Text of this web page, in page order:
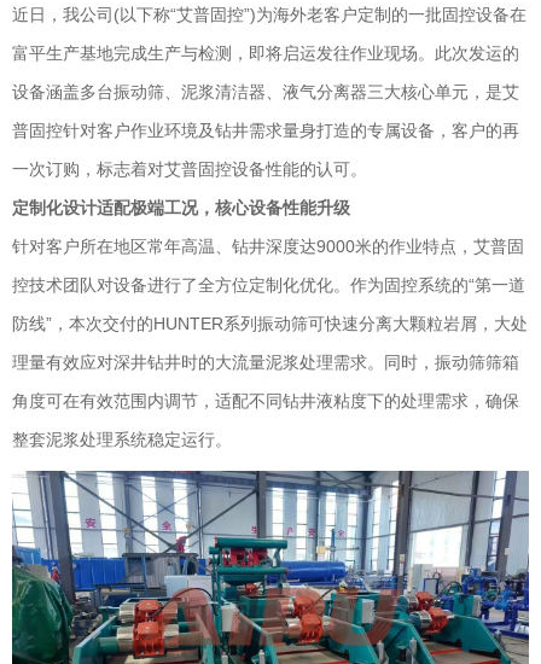
近日，我公司(以下称“艾普固控”)为海外老客户定制的一批固控设备在
富平生产基地完成生产与检测，即将启运发往作业现场。此次发运的
设备涵盖多台振动筛、泥浆清洁器、液气分离器三大核心单元，是艾
普固控针对客户作业环境及钻井需求量身打造的专属设备，客户的再
一次订购，标志着对艾普固控设备性能的认可。
定制化设计适配极端工况，核心设备性能升级
针对客户所在地区常年高温、钻井深度达9000米的作业特点，艾普固
控技术团队对设备进行了全方位定制化优化。作为固控系统的“第一道
防线”，本次交付的HUNTER系列振动筛可快速分离大颗粒岩屑，大处
理量有效应对深井钻井时的大流量泥浆处理需求。同时，振动筛筛箱
角度可在有效范围内调节，适配不同钻井液粘度下的处理需求，确保
整套泥浆处理系统稳定运行。